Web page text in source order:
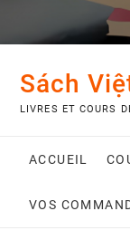
Sách
LIVRES ET COURS
ACCUEIL
VOS